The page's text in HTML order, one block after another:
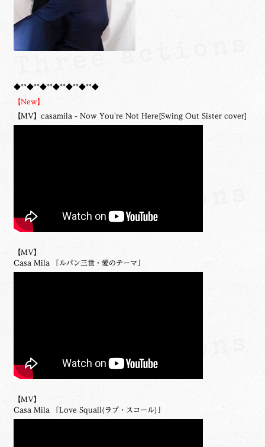
◆**◆**◆**◆**◆**◆**◆
【New】
【MV】casamila - Now You're Not Here[Swing Out Sister cover]
【MV】
Casa Mila 「ルパン三世・愛のテーマ」
【MV】
Casa Mila 「Love Squall(ラブ・スコール)」